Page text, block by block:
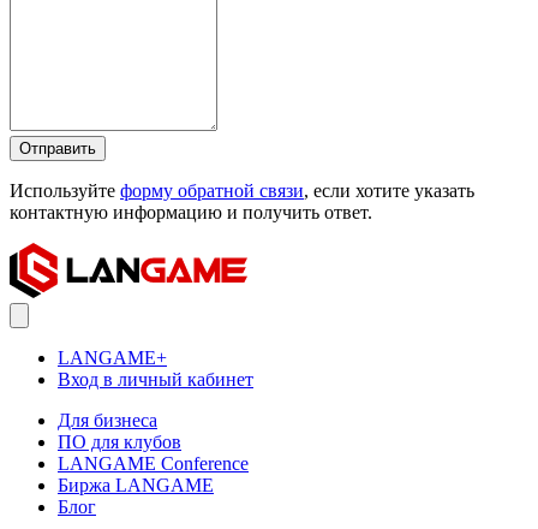
Отправить
Используйте форму обратной связи, если хотите указать
контактную информацию и получить ответ.
LANGAME+
Вход в личный кабинет
Для бизнеса
ПО для клубов
LANGAME Conference
Биржа LANGAME
Блог